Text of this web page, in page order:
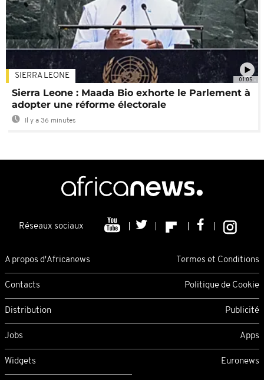
01:05
SIERRA LEONE
Sierra Leone : Maada Bio exhorte le Parlement à
adopter une réforme électorale
Il y a 36 minutes
Réseaux sociaux
A propos d'Africanews Termes et Conditions
Contacts Politique de Cookie
Distribution Publicité
Jobs Apps
Widgets Euronews